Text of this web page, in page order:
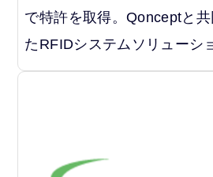
で特許を取得。Qonceptと
たRFIDシステムソリューシ